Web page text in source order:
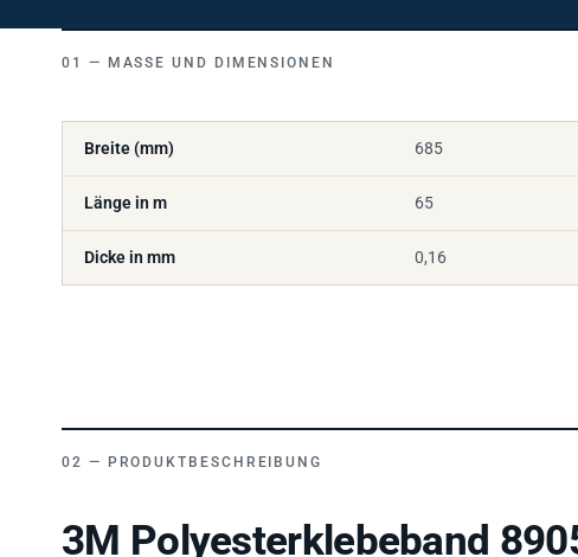
MASSE UND DIMENSIONEN
Breite (mm) 685
Länge in m 65
Dicke in mm 0,16
PRODUKTBESCHREIBUNG
3M Polyesterklebeband